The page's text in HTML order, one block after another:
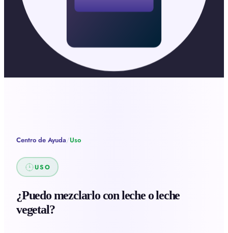
Centro de Ayuda/Uso
USO
¿Puedo mezclarlo con leche o leche
vegetal?